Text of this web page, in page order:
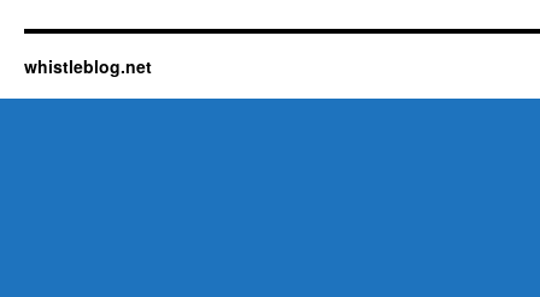
whistleblog.net